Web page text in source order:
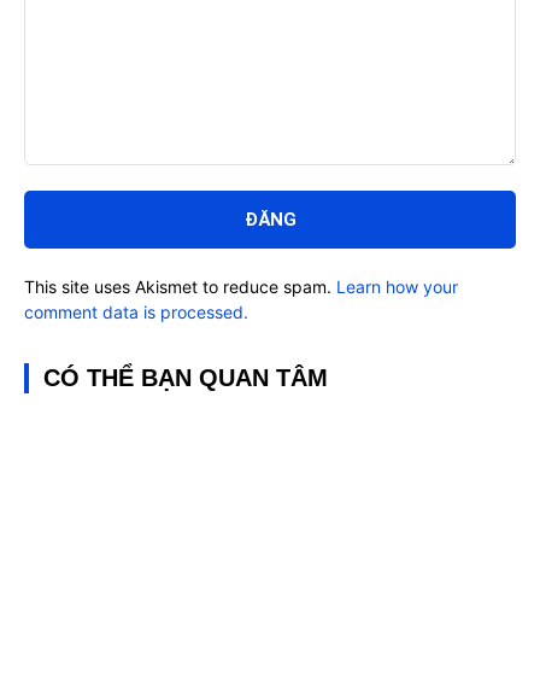
luận:
This site uses Akismet to reduce spam. Learn how your
comment data is processed.
CÓ THỂ BẠN QUAN TÂM